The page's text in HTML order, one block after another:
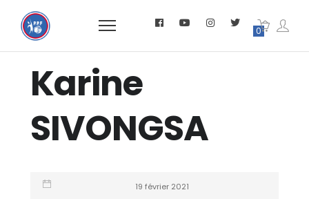
0
Karine
SIVONGSA
19 février 2021